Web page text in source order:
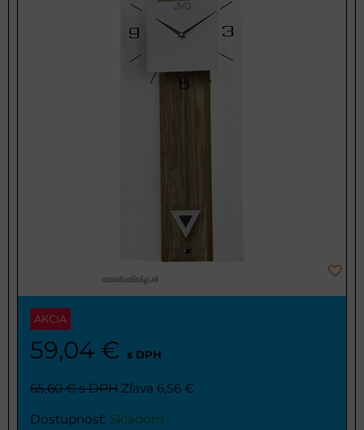
AKCIA
59,04 € s DPH
65,60 €s DPH Zľava 6,56 €
Dostupnosť: Skladom